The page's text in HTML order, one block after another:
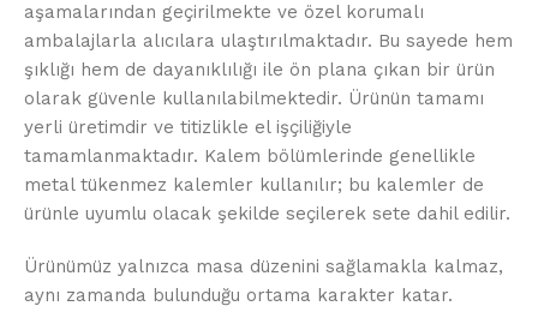
aşamalarından geçirilmekte ve özel korumalı
ambalajlarla alıcılara ulaştırılmaktadır. Bu sayede hem
şıklığı hem de dayanıklılığı ile ön plana çıkan bir ürün
olarak güvenle kullanılabilmektedir. Ürünün tamamı
yerli üretimdir ve titizlikle el işçiliğiyle
tamamlanmaktadır. Kalem bölümlerinde genellikle
metal tükenmez kalemler kullanılır; bu kalemler de
ürünle uyumlu olacak şekilde seçilerek sete dahil edilir.
Ürünümüz yalnızca masa düzenini sağlamakla kalmaz,
aynı zamanda bulunduğu ortama karakter katar.